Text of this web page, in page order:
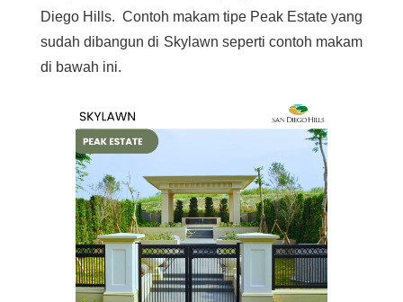
Diego Hills. Contoh makam tipe Peak Estate yang
sudah dibangun di Skylawn seperti contoh makam
di bawah ini.